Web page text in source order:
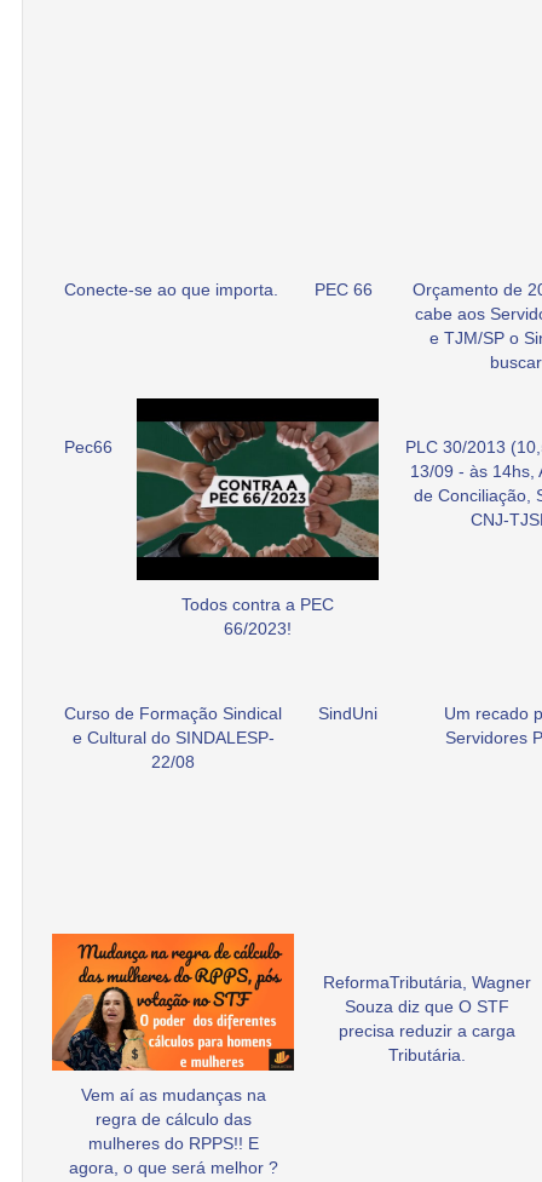
Conecte-se ao que importa. PEC 66
Orçamento de
cabe aos
e TJM/SP o
Pec66
Todos contra a PEC
66/2023!
PLC 30/2013
13/09 - às 14hs,
de Conciliação,
CNJ-
Curso de Formação Sindical
e Cultural do SINDALESP-
22/08
SindUni
Um recado
Servidores
Vem aí as mudanças na
regra de cálculo das
mulheres do RPPS!! E
agora, o que será melhor ?
ReformaTributária, Wagner
Souza diz que O STF
precisa reduzir a carga
Tributária.